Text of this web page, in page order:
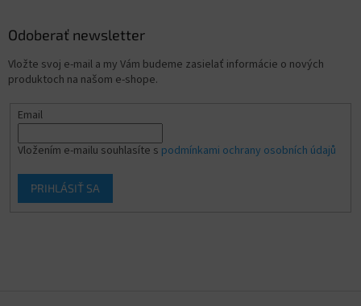
Odoberať newsletter
Vložte svoj e-mail a my Vám budeme zasielať informácie o nových
produktoch na našom e-shope.
Email
Vložením e-mailu souhlasíte s podmínkami ochrany osobních údajů
PRIHLÁSIŤ SA